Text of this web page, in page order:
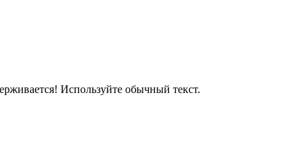
Используйте обычный текст.